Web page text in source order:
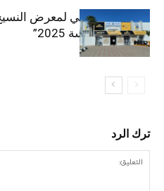
الافتتاح الرسمي لمعرض
“إنترتكس سوسة 2025”
ترك الرد